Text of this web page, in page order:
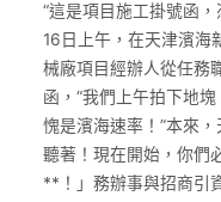
“這是項目施工掛號函
16日上午，在天津濱海
械廠項目經辦人從任務
函，“我們上午拍下地
愧是濱海速率！”本來
聽著！現在開始，你們
**！」務辦事與招商引